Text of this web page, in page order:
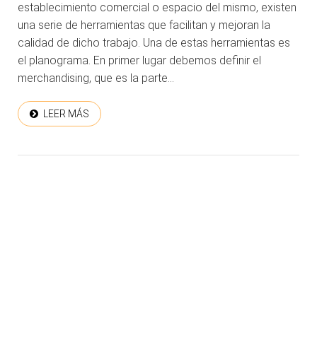
establecimiento comercial o espacio del mismo, existen
una serie de herramientas que facilitan y mejoran la
calidad de dicho trabajo. Una de estas herramientas es
el planograma. En primer lugar debemos definir el
merchandising, que es la parte...
LEER MÁS